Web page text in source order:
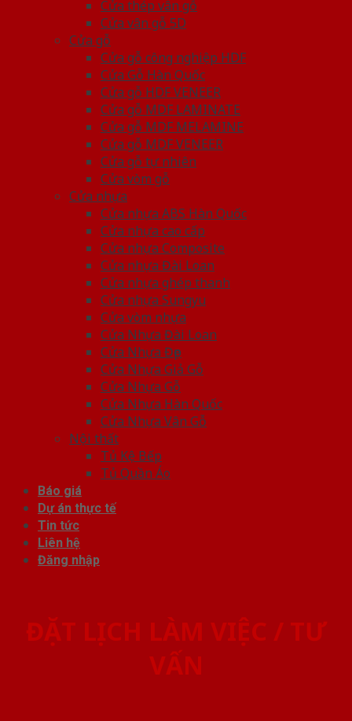
Cửa thép vân gỗ
Cửa vân gỗ 5D
Cửa gỗ
Cửa gỗ công nghiệp HDF
Cửa Gỗ Hàn Quốc
Cửa gỗ HDF VENEER
Cửa gỗ MDF LAMINATE
Cửa gỗ MDF MELAMINE
Cửa gỗ MDF VENEER
Cửa gỗ tự nhiên
Cửa vòm gỗ
Cửa nhựa
Cửa nhựa ABS Hàn Quốc
Cửa nhựa cao cấp
Cửa nhựa Composite
Cửa nhựa Đài Loan
Cửa nhựa ghép thanh
Cửa nhựa Sungyu
Cửa vòm nhựa
Cửa Nhựa Đài Loan
Cửa Nhựa Đẹp
Cửa Nhựa Giả Gỗ
Cửa Nhựa Gỗ
Cửa Nhựa Hàn Quốc
Cửa Nhựa Vân Gỗ
Nội thất
Tủ Kệ Bếp
Tủ Quần Áo
Báo giá
Dự án thực tế
Tin tức
Liên hệ
Đăng nhập
ĐẶT LỊCH LÀM VIỆC / TƯ
VẤN